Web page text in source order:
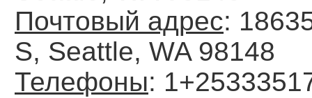
Почтовый адрес:
S, Seattle, WA 98148
Телефоны: